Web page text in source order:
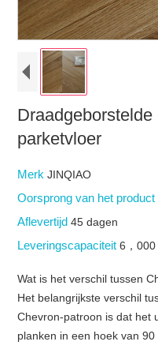
parketvloer
MerkJINQIAO
Oorsprong van het product
Aflevertijd45 dagen
Leveringscapaciteit6，
Wat is het verschil tussen
Het belangrijkste verschil
Chevron-patroon is dat het
planken in een hoek van